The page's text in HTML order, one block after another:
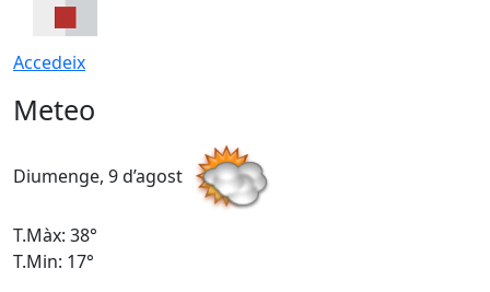
Accedeix
Meteo
Diumenge, 9 d’agost
T.Màx: 38°
T.Min: 17°